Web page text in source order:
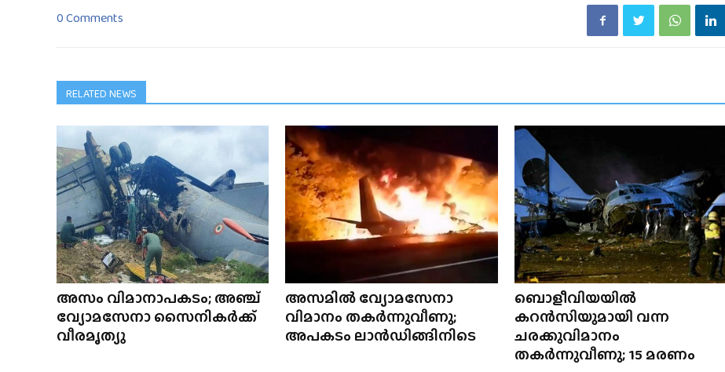
0 Comments
RELATED NEWS
അസം വിമാനാപകടം; അഞ്ച്
വ്യോമസേനാ സൈനികർക്ക്
വീരമൃത്യു
അസമിൽ വ്യോമസേനാ
വിമാനം തകർന്നുവീണു;
അപകടം ലാൻഡിങ്ങിനിടെ
ബൊളീവിയയിൽ
കറൻസിയുമായി വന്ന
ചരക്കുവിമാനം
തകർന്നുവീണു; 15 മരണം